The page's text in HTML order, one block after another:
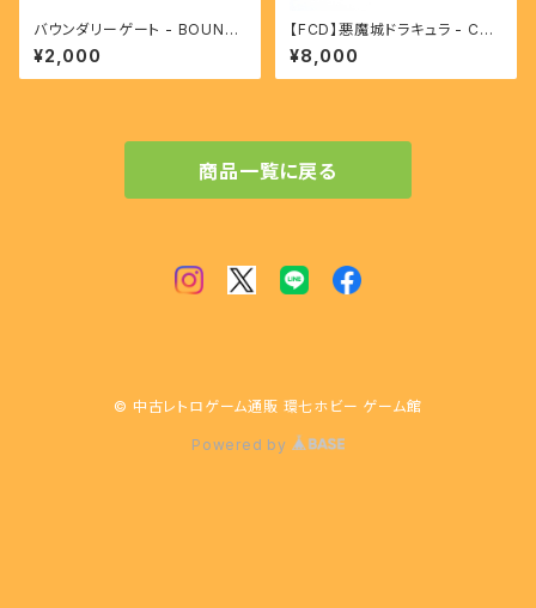
バウンダリーゲート - BOUND
ARY GATE 【PS】
¥2,000
【FCD】悪魔城ドラキュラ - Cas
tlevania
¥8,000
商品一覧に戻る
© 中古レトロゲーム通販 環七ホビー ゲーム館
Powered by